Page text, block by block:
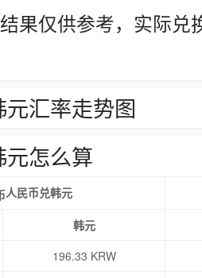
果仅供参考，实际
汇率走势图
怎么算
人民币兑韩元
韩元
196.33 KRW